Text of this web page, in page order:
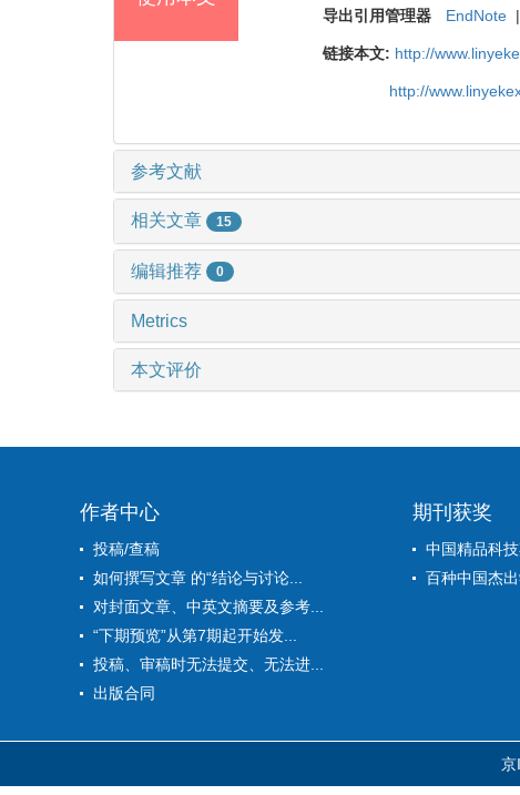
导出引用管理器 EndNote |
链接本文: http://
http://
参考文献
相关文章 15
编辑推荐 0
Metrics
本文评价
作者中心
投稿/查稿
如何撰写文章 的“结论与讨论...
对封面文章、中英文摘要及参考...
“下期预览”从第7期起开始发...
投稿、审稿时无法提交、无法进...
出版合同
期刊获奖
中国精品科技
百种中国杰
京